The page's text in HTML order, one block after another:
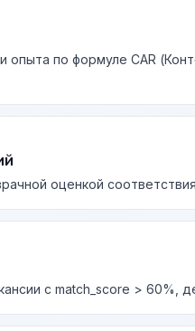
опыта по формуле CAR
оценкой
с match_score > 60%,